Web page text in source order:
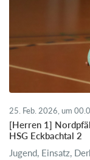
25. Feb. 2026, um
[Herren 1]
HSG Eckbachtal 2
Jugend, Einsatz,